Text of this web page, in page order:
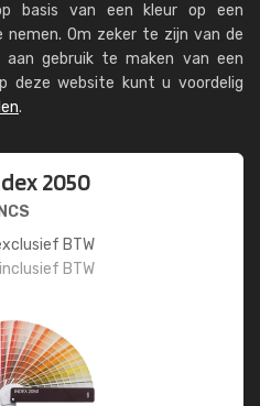
basis van een kleur op een
nemen. Om zeker te zijn van de
aan gebruik te maken van een
deze website kunt u voordelig
.
2050
NCS
BTW
BTW